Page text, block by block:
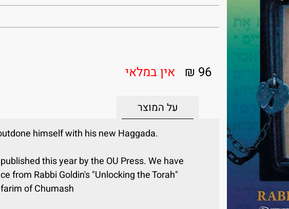
96 ₪ אין במלאי
על המוצר
.Rav
himself with his new Haggada
this year by the OU Press. We have
from Rabbi Goldin's "Unlocking the Torah"
of Chumash.